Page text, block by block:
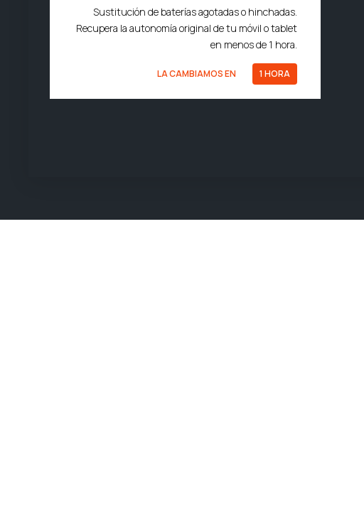
Sustitución de baterías agotadas o hinchadas.
Recupera la autonomía original de tu móvil o tablet
en menos de 1 hora.
LA CAMBIAMOS EN 1 HORA